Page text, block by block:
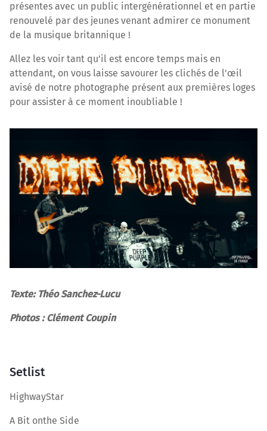
présentes avec un public intergénérationnel et en partie
renouvelé par des jeunes venant admirer ce monument
de la musique britannique !
Allez les voir tant qu'il est encore temps mais en
attendant, on vous laisse savourer les clichés de l'œil
avisé de notre photographe présent aux premières loges
pour assister à ce moment inoubliable !
Texte: Théo Sanchez-Lucu
Photos : Clément Coupin
Setlist
HighwayStar
A Bit onthe Side